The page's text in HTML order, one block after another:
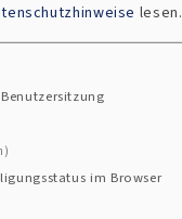
lesen.
im Browser